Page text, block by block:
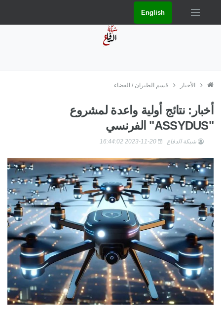
English
الأخبار قسم الطيران / الفضاء
أخبار: نتائج أولية واعدة لمشروع
"ASSYDUS" الفرنسي
شبكة الدفاع